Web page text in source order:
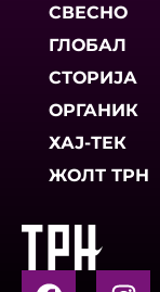
СВЕСНО
ГЛОБАЛ
СТОРИЈА
ОРГАНИК
ХАЈ-ТЕК
ЖОЛТ ТРН